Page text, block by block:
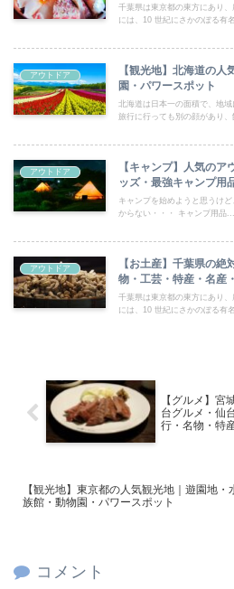
千葉県は東京都の東方にあり
には、10 世紀にさかのぼる有名
アウトドア
【観光地】北海道の
園・パワースポット
北海道は日本一の面積で、地
旅行に行っても別の顔があり、
アウトドア
【キャンプ】人気の
ッズ・最強キャンプ用品
キャンプを始めようと思うけ
からない・・・ キャンプ用品...
アウトドア
【お土産】千葉県の
物・工芸・特産・名産
千葉県は東京都の東方にあり
には、10 世紀にさかのぼる有名
【グルメ】宮
台グルメ・仙
行・名物・特
【観光地】東京都の人気観光地｜遊園地・
族館・動物園・パワースポット
コメント